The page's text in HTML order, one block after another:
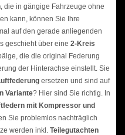
, die in gängige Fahrzeuge ohne
kann, können Sie Ihre
auf den gerade anliegenden
geschieht über eine 2-Kreis
die die original Federung
der Hinterachse einstellt. Sie
ersetzen und sind auf
Variante? Hier sind Sie richtig. In
mit Kompressor und
Sie problemlos nachträglich
werden inkl. Teilegutachten